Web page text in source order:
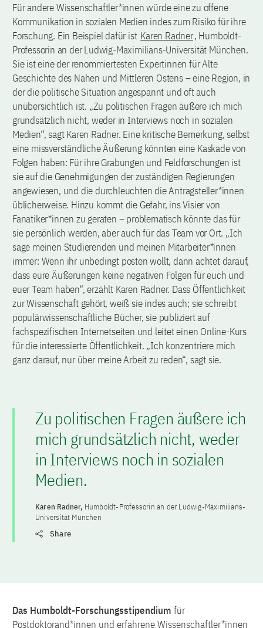
Für andere Wissenschaftler*innen würde eine zu offene
Kommunikation in sozialen Medien indes zum Risiko für ihre
Forschung. Ein Beispiel dafür ist Karen Radner, Humboldt-
Professorin an der Ludwig-Maximilians-Universität München.
Sie ist eine der renommiertesten Expertinnen für Alte
Geschichte des Nahen und Mittleren Ostens – eine Region, in
der die politische Situation angespannt und oft auch
unübersichtlich ist. „Zu politischen Fragen äußere ich mich
grundsätzlich nicht, weder in Interviews noch in sozialen
Medien“, sagt Karen Radner. Eine kritische Bemerkung, selbst
eine missverständliche Äußerung könnten eine Kaskade von
Folgen haben: Für ihre Grabungen und Feldforschungen ist
sie auf die Genehmigungen der zuständigen Regierungen
angewiesen, und die durchleuchten die Antragsteller*innen
üblicherweise. Hinzu kommt die Gefahr, ins Visier von
Fanatiker*innen zu geraten – problematisch könnte das für
sie persönlich werden, aber auch für das Team vor Ort. „Ich
sage meinen Studierenden und meinen Mitarbeiter*innen
immer: Wenn ihr unbedingt posten wollt, dann achtet darauf,
dass eure Äußerungen keine negativen Folgen für euch und
euer Team haben“, erzählt Karen Radner. Dass Öffentlichkeit
zur Wissenschaft gehört, weiß sie indes auch; sie schreibt
populärwissenschaftliche Bücher, sie publiziert auf
fachspezifischen Internetseiten und leitet einen Online-Kurs
für die interessierte Öffentlichkeit. „Ich konzentriere mich
ganz darauf, nur über meine Arbeit zu reden“, sagt sie.
Zu politischen Fragen äußere ich
mich grundsätzlich nicht, weder
in Interviews noch in sozialen
Medien.
Karen Radner, Humboldt-Professorin an der Ludwig-Maximilians-
Universität München
Share
Das Humboldt-Forschungsstipendium für
Postdoktorand*innen und erfahrene Wissenschaftler*innen